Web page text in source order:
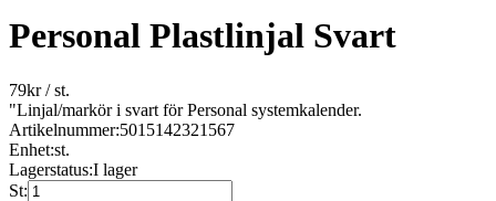
Personal Plastlinjal Svart
79kr/ st.
"Linjal/markör i svart för Personal systemkalender.
Artikelnummer:5015142321567
Enhet:st.
Lagerstatus:I lager
St: